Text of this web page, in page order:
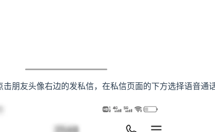
击朋友头像右边的发私信，在私信页面的下方选择语音通